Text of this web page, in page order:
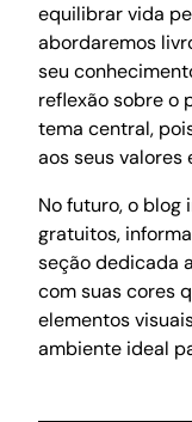
equilibrar vida
abordaremos
seu
reflexão sobre o
tema central,
aos seus valores
No futuro, o
gratuitos,
seção dedicada
com suas cores
elementos
ambiente ideal